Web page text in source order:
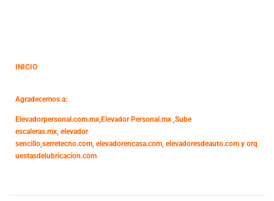
INICIO
Agradecemos a:
Elevadorpersonal.com.mx,Elevador Personal.mx ,Sube
escaleras.mx, elevador
sencillo,serretecno.com, elevadorencasa.com, elevadoresdeauto.com y orq
uestasdelubricacion.com